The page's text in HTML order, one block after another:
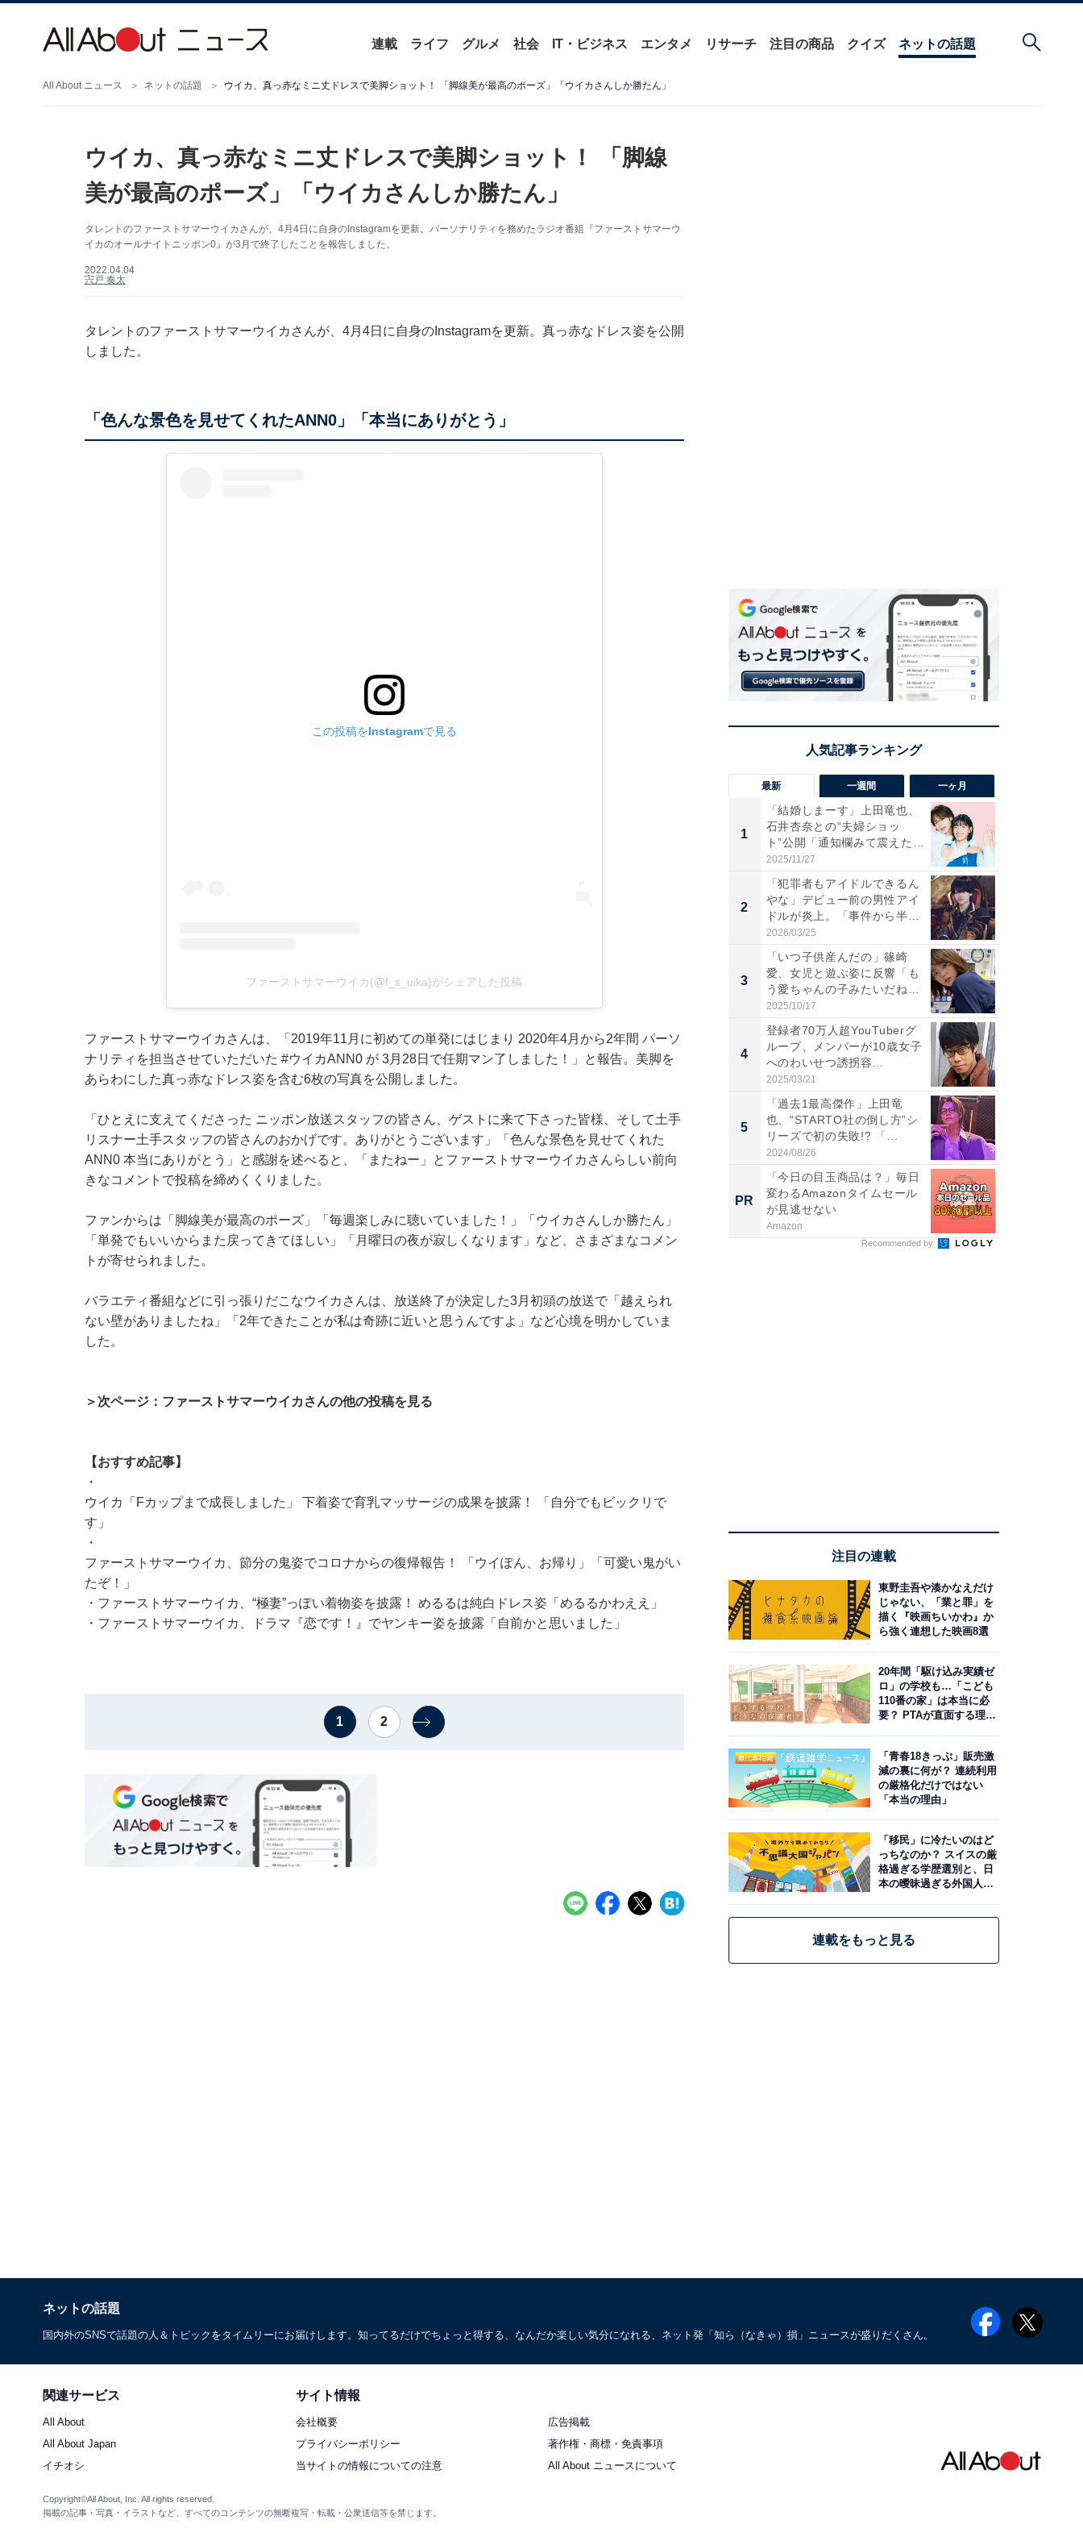
連載 ライフ グルメ 社会 IT・ビジネス エンタメ リサーチ 注目の商品 クイズ ネットの話題
All About ニュース ネットの話題 ウイカ、真っ赤なミニ丈ドレスで美脚ショット！ 「脚線美が最高のポーズ」「ウイカさんしか勝たん」
ウイカ、真っ赤なミニ丈ドレスで美脚ショット！ 「脚線
美が最高のポーズ」「ウイカさんしか勝たん」
タレントのファーストサマーウイカさんが、4月4日に自身のInstagramを更新。パーソナリティを務めたラジオ番組『ファーストサマーウ
イカのオールナイトニッポン0』が3月で終了したことを報告しました。
2022.04.04
宍戸 奏太
タレントのファーストサマーウイカさんが、4月4日に自身のInstagramを更新。真っ赤なドレス姿を公開
しました。
「色んな景色を見せてくれたANN0」「本当にありがとう」
この投稿をInstagramで見る
ファーストサマーウイカ(@f_s_uika)がシェアした投稿
ファーストサマーウイカさんは、「2019年11月に初めての単発にはじまり 2020年4月から2年間 パーソ
ナリティを担当させていただいた #ウイカANN0 が 3月28日で任期マン了しました！」と報告。美脚を
あらわにした真っ赤なドレス姿を含む6枚の写真を公開しました。
「ひとえに支えてくださった ニッポン放送スタッフの皆さん、ゲストに来て下さった皆様、そして土手
リスナー土手スタッフの皆さんのおかげです。ありがとうございます」「色んな景色を見せてくれた
ANN0 本当にありがとう」と感謝を述べると、「またねー」とファーストサマーウイカさんらしい前向
きなコメントで投稿を締めくくりました。
ファンからは「脚線美が最高のポーズ」「毎週楽しみに聴いていました！」「ウイカさんしか勝たん」
「単発でもいいからまた戻ってきてほしい」「月曜日の夜が寂しくなります」など、さまざまなコメン
トが寄せられました。
バラエティ番組などに引っ張りだこなウイカさんは、放送終了が決定した3月初頭の放送で「越えられ
ない壁がありましたね」「2年できたことが私は奇跡に近いと思うんですよ」など心境を明かしていま
した。
＞次ページ：ファーストサマーウイカさんの他の投稿を見る
【おすすめ記事】
・
ウイカ「Fカップまで成長しました」 下着姿で育乳マッサージの成果を披露！ 「自分でもビックリで
す」
・
ファーストサマーウイカ、節分の鬼姿でコロナからの復帰報告！ 「ウイぽん、お帰り」「可愛い鬼がい
たぞ！」
・ ファーストサマーウイカ、“極妻”っぽい着物姿を披露！ めるるは純白ドレス姿「めるるかわええ」
・ ファーストサマーウイカ、ドラマ『恋です！』でヤンキー姿を披露「自前かと思いました」
1 2
最新 一週間 一ヶ月
1
「結婚しまーす」上田竜也、
石井杏奈との“夫婦ショッ
ト”公開「通知欄みて震えた」
「...
2025/11/27
2
「犯罪者もアイドルできるん
やな」デビュー前の男性アイ
ドルが炎上。「事件から半年
も...
2026/03/25
3
「いつ子供産んだの」篠崎
愛、女児と遊ぶ姿に反響「も
う愛ちゃんの子みたいだね」
「完...
2025/10/17
4
登録者70万人超YouTuberグ
ループ、メンバーが10歳女子
へのわいせつ誘拐容...
2025/03/21
5
「過去1最高傑作」上田竜
也、“STARTO社の倒し方”シ
リーズで初の失敗!? 「...
2024/08/26
PR
「今日の目玉商品は？」毎日
変わるAmazonタイムセール
が見逃せない
Amazon
Recommended by
注目の連載
東野圭吾や湊かなえだけ
じゃない、「業と罪」を
描く『映画ちいかわ』か
ら強く連想した映画8選
20年間「駆け込み実績ゼ
ロ」の学校も…「こども
110番の家」は本当に必
要？ PTAが直面する理想
「青春18きっぷ」販売激
減の裏に何が？ 連続利用
の厳格化だけではない
「本当の理由」
「移民」に冷たいのはど
っちなのか？ スイスの厳
格過ぎる学歴選別と、日
本の曖昧過ぎる外国人政
連載をもっと見る
ネットの話題
国内外のSNSで話題の人＆トピックをタイムリーにお届けします。知ってるだけでちょっと得する、なんだか楽しい気分になれる、ネット発「知ら（なきゃ）損」ニュースが盛りだくさん。
関連サービス
All About
All About Japan
イチオシ
サイト情報
会社概要
広告掲載
プライバシーポリシー
著作権・商標・免責事項
当サイトの情報についての注意
All About ニュースについて
Copyright©All About, Inc. All rights reserved.
掲載の記事・写真・イラストなど、すべてのコンテンツの無断複写・転載・公衆送信等を禁じます。